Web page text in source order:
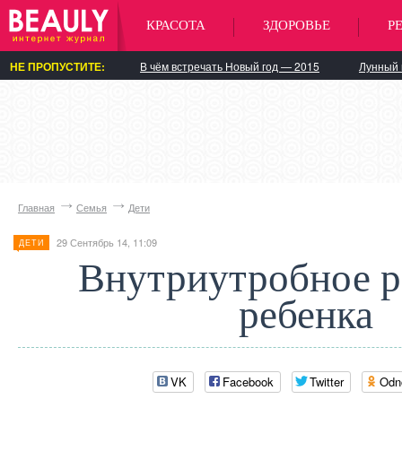
КРАСОТА ЗДОРОВЬЕ
НЕ ПРОПУСТИТЕ: В чём встречать Новый год — 2015 Лунный
Главная Семья Дети
ДЕТИ 29 Сентябрь 14, 11:09
Внутриутробное
ребенка
VK Facebook Twitter